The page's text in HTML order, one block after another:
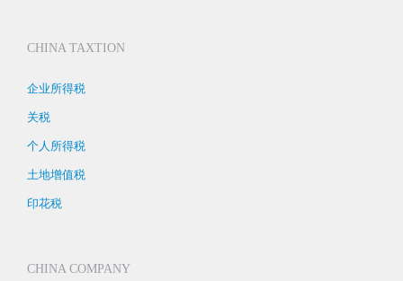
CHINA TAXTION
企业所得税
关税
个人所得税
土地增值税
印花税
CHINA COMPANY